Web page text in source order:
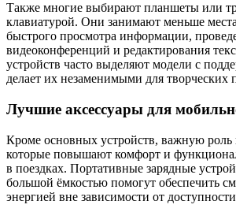
Также многие выбирают планшеты или
клавиатурой. Они занимают меньше
быстрого просмотра информации,
видеоконференций и редактирования
устройств часто выделяют модели с
делает их незаменимыми для творческих
Лучшие аксессуары для
Кроме основных устройств, важную роль
которые повышают комфорт и
в поездках. Портативные зарядные
большой ёмкостью помогут обеспечить
энергией вне зависимости от